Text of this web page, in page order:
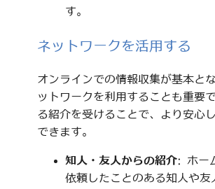
す。
ネットワークを活用する
オンラインでの情報収集が基本と
ットワークを利用することも重要
る紹介を受けることで、より安心
できます。
知人・友人からの紹介: ホー
依頼したことのある知人や友